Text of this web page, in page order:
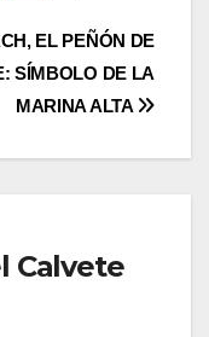
EL PEÑÓN DE
SÍMBOLO DE LA
MARINA ALTA
Calvete